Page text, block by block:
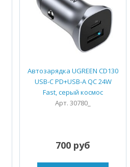
Автозарядка UGREEN CD130
USB-C PD+USB-A QC 24W
Fast, серый космос
Арт. 30780_
700 руб